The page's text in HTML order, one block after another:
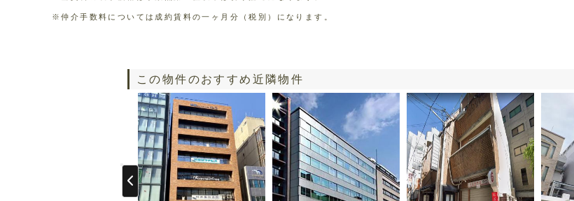
※仲介手数料については成約賃料の一ヶ月分（税別）になります。
この物件のおすすめ近隣物件